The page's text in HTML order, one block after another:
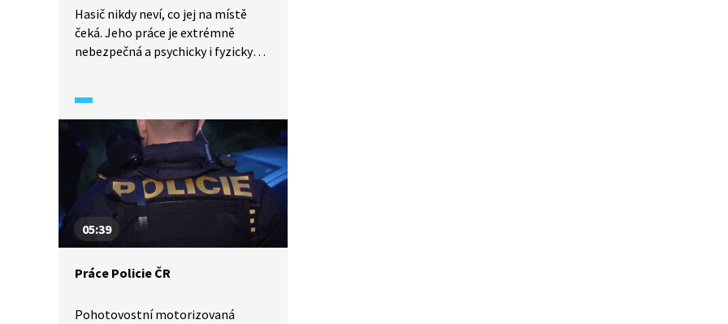
Hasič nikdy neví, co jej na místě
čeká. Jeho práce je extrémně
nebezpečná a psychicky i fyzicky
hrají i operátoři na tísňové lince
150. Musí zachovat klidnou hlavu
a dokázat uklidnit volající osobu.
05:39
Práce Policie ČR
Pohotovostní motorizovaná